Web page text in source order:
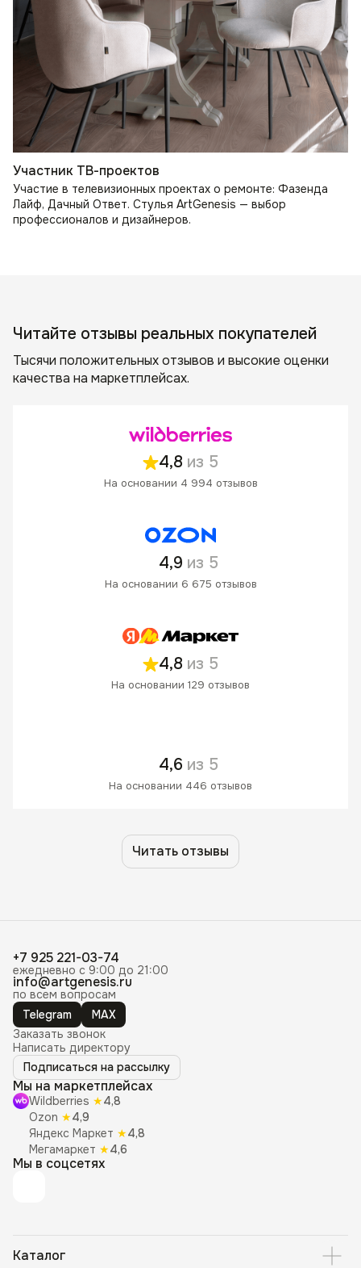
Участник ТВ-проектов
Участие в телевизионных проектах о ремонте: Фазенда
Лайф, Дачный Ответ. Стулья ArtGenesis — выбор
профессионалов и дизайнеров.
Читайте отзывы реальных покупателей
Тысячи положительных отзывов и высокие оценки
качества на маркетплейсах.
4,8 из 5
На основании 4 994 отзывов
4,9 из 5
На основании 6 675 отзывов
4,8 из 5
На основании 129 отзывов
4,6 из 5
На основании 446 отзывов
Читать отзывы
+7 925 221-03-74
ежедневно с 9:00 до 21:00
info@artgenesis.ru
по всем вопросам
Telegram
MAX
Заказать звонок
Написать директору
Подписаться на рассылку
Мы на маркетплейсах
Wildberries ★4,8
Ozon ★4,9
Яндекс Маркет ★4,8
Мегамаркет ★4,6
Мы в соцсетях
Каталог